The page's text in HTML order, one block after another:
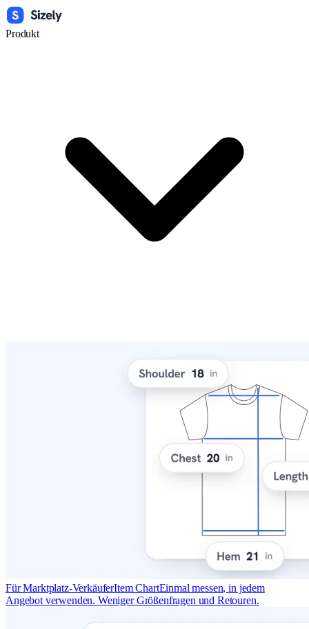
Produkt
Für Marktplatz-VerkäuferItem ChartEinmal messen, in jedem
Angebot verwenden. Weniger Größenfragen und Retouren.